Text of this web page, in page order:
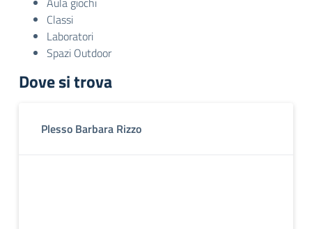
Classi
Laboratori
Spazi Outdoor
Dove si trova
Plesso Barbara Rizzo